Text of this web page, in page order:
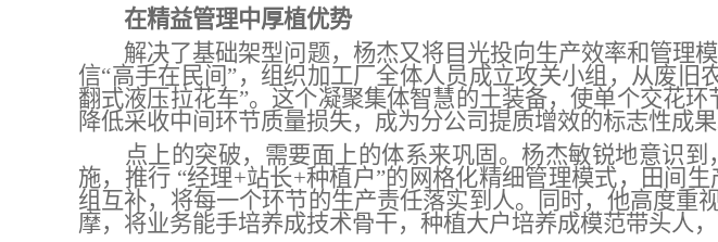
在精益管理中厚植优势
解决了基础架型问题，杨杰又将目光投向生产效率和管理
信“高手在民间”， 组织加工厂全体人员成立攻关小组，从废旧
翻式液压拉花车”。这个凝聚集体智慧的土装备，使单个交花
降低采收中间环节质量损失， 成为分公司提质增效的标志性成果
点上的突破，需要面上的体系来巩固。杨杰敏锐地意识到
施，推行 “经理+站长+种植户”的 网格化精细管理模式，
田间
组互补， 将每一个环节的生产责任落实到人。同时，他高度重
摩，将业务能手培养成技术骨干， 种植大户培养成模范带头人，